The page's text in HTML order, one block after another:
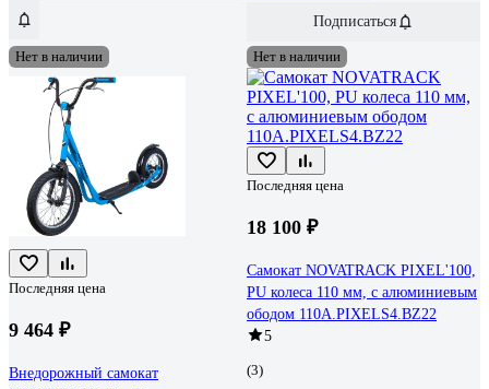
Подписаться
Нет в наличии
Последняя цена
9 464 ₽
Внедорожный самокат
Нет в наличии
Последняя цена
18 100 ₽
Самокат NOVATRACK PIXEL'100,
PU колеса 110 мм, с алюминиевым
ободом 110A.PIXELS4.BZ22
5
(3)